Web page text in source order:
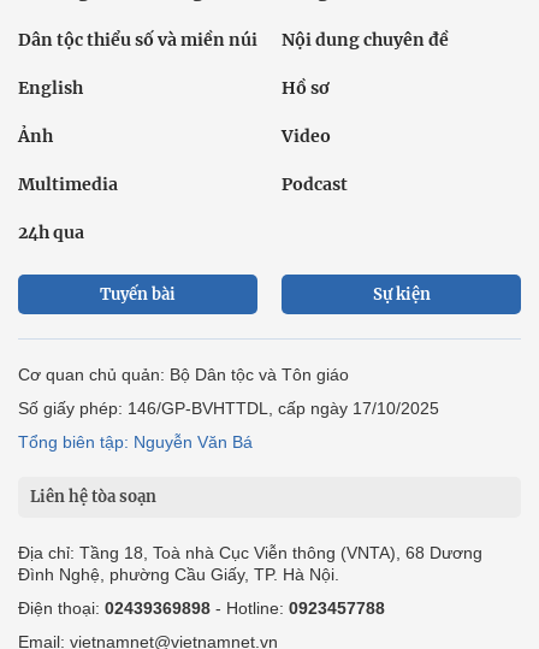
Dân tộc thiểu số và miền núi Nội dung chuyên đề
English Hồ sơ
Ảnh Video
Multimedia Podcast
24h qua
Tuyến bài Sự kiện
Cơ quan chủ quản: Bộ Dân tộc và Tôn giáo
Số giấy phép: 146/GP-BVHTTDL, cấp ngày 17/10/2025
Tổng biên tập: Nguyễn Văn Bá
Liên hệ tòa soạn
Địa chỉ: Tầng 18, Toà nhà Cục Viễn thông (VNTA), 68 Dương
Đình Nghệ, phường Cầu Giấy, TP. Hà Nội.
Điện thoại: 02439369898 - Hotline: 0923457788
Email: vietnamnet@vietnamnet.vn